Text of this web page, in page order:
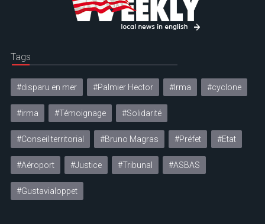
Tags
#disparu en mer #Palmier Hector #Irma #cyclone
#irma #Témoignage #Solidarité
#Conseil territorial #Bruno Magras #Préfet #Etat
#Aéroport #Justice #Tribunal #ASBAS
#Gustavialoppet